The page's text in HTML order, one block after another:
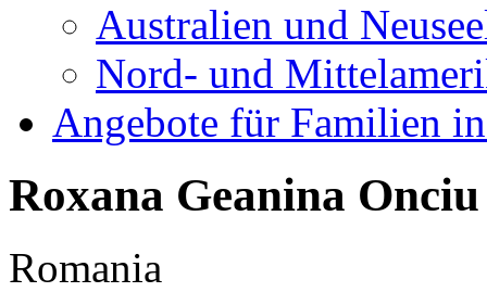
Australien und
Nord- und
Angebote für Familien
Roxana Geanina Onciu
Romania